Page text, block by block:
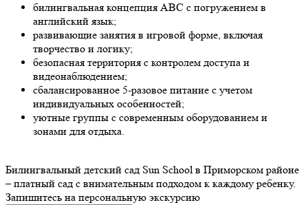
билингвальная концепция ABC с погружением в
английский язык;
развивающие занятия в игровой форме, включая
творчество и логику;
безопасная территория с контролем доступа и
видеонаблюдением;
сбалансированное 5-разовое питание с учетом
индивидуальных особенностей;
уютные группы с современным оборудованием и
зонами для отдыха.
Билингвальный детский сад Sun School в Приморском районе
– платный сад с внимательным подходом к каждому ребенку.
Запишитесь на персональную экскурсию